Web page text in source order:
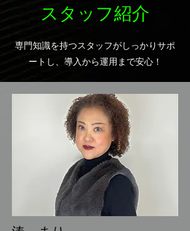
スタッフ紹介
専門知識を持つスタッフがしっかりサポ
ートし、導入から運用まで安心！